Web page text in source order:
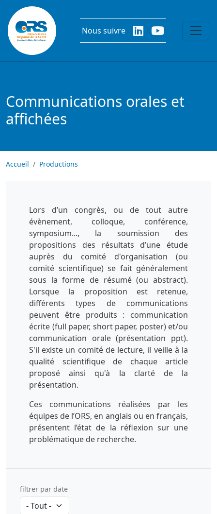
Aller au contenu principal
Nous suivre
Communications orales et
affichées
Accueil Productions
Lors d’un congrès, ou de tout autre
évènement, colloque, conférence,
symposium..., la soumission des
propositions des résultats d’une étude
auprès du comité d'organisation (ou
comité scientifique) se fait généralement
sous la forme de résumé (ou abstract).
Lorsque la proposition est retenue,
différents types de communications
peuvent être produits : communication
écrite (full paper, short paper, poster) et/ou
communication orale (présentation ppt).
S'il existe un comité de lecture, il veille à la
qualité scientifique de chaque article
proposé ainsi qu'à la clarté de la
présentation.
Ces communications réalisées par les
équipes de l’ORS, en anglais ou en français,
présentent l’état de la réflexion sur une
problématique de recherche.
filtrer par date